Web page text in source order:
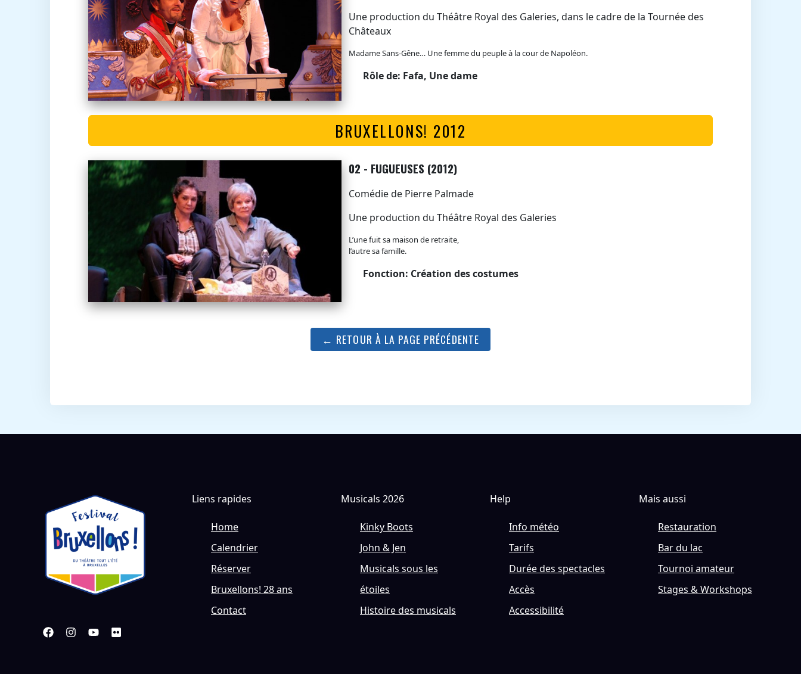
Une production du Théâtre Royal des Galeries, dans le cadre de la Tournée des
Châteaux
Madame Sans-Gêne… Une femme du peuple à la cour de Napoléon.
Rôle de: Fafa, Une dame
BRUXELLONS! 2012
02 - FUGUEUSES (2012)
Comédie de Pierre Palmade
Une production du Théâtre Royal des Galeries
L’une fuit sa maison de retraite,
l’autre sa famille.
Fonction: Création des costumes
← RETOUR À LA PAGE PRÉCÉDENTE
Liens rapides
Home
Calendrier
Réserver
Bruxellons! 28 ans
Contact
Musicals 2026
Kinky Boots
John & Jen
Musicals sous les
étoiles
Histoire des musicals
Help
Info météo
Tarifs
Durée des spectacles
Accès
Accessibilité
Mais aussi
Restauration
Bar du lac
Tournoi amateur
Stages & Workshops